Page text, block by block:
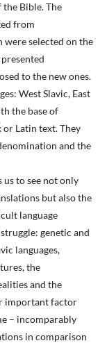
Bible. The
from
were selected on the
to the new ones.
West Slavic, East
the base of
Latin text. They
and the
us to see not only
but also the
language
genetic and
languages,
the
and the
important factor
– incomparably
in comparison